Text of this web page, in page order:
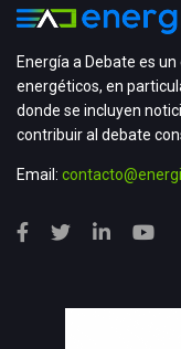
Energía a Debate es
energéticos, en
donde se incluyen
contribuir al debate
Email: